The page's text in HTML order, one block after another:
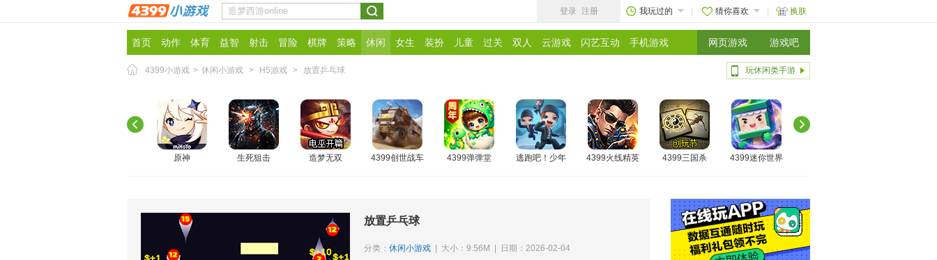
登录 注册 我玩过的 猜你喜欢 换肤
首页 动作 体育 益智 射击 冒险 棋牌 策略 休闲 女生 装扮 儿童 过关 双人 云游戏 闪艺互动 手机游戏 网页游戏 游戏吧
4399小游戏 > 休闲小游戏 > H5游戏 > 放置乒乓球 玩休闲类手游
原神 生死狙击 造梦无双 4399创世战车 4399弹弹堂 逃跑吧！少年 4399火线精英 4399三国杀 4399迷你世界
放置乒乓球
分类： 休闲小游戏 | 大小：9.56M | 日期：2026-02-04